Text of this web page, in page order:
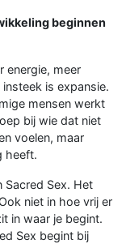
beginnen
energie, meer
is expansie.
mensen werkt
bij wie dat niet
voelen, maar
heeft.
Sacred Sex. Het
niet in hoe vrij er
in waar je begint.
Sex begint bij